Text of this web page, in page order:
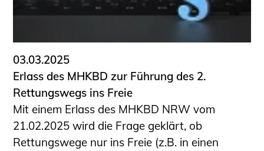
03.03.2025
Erlass des MHKBD zur Führung des 2.
Rettungswegs ins Freie
Mit einem Erlass des MHKBD NRW vom
21.02.2025 wird die Frage geklärt, ob
Rettungswege nur ins Freie (z.B. in einen